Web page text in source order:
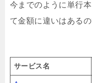
今までのように単行
て金額に違いはあるの
サービス名